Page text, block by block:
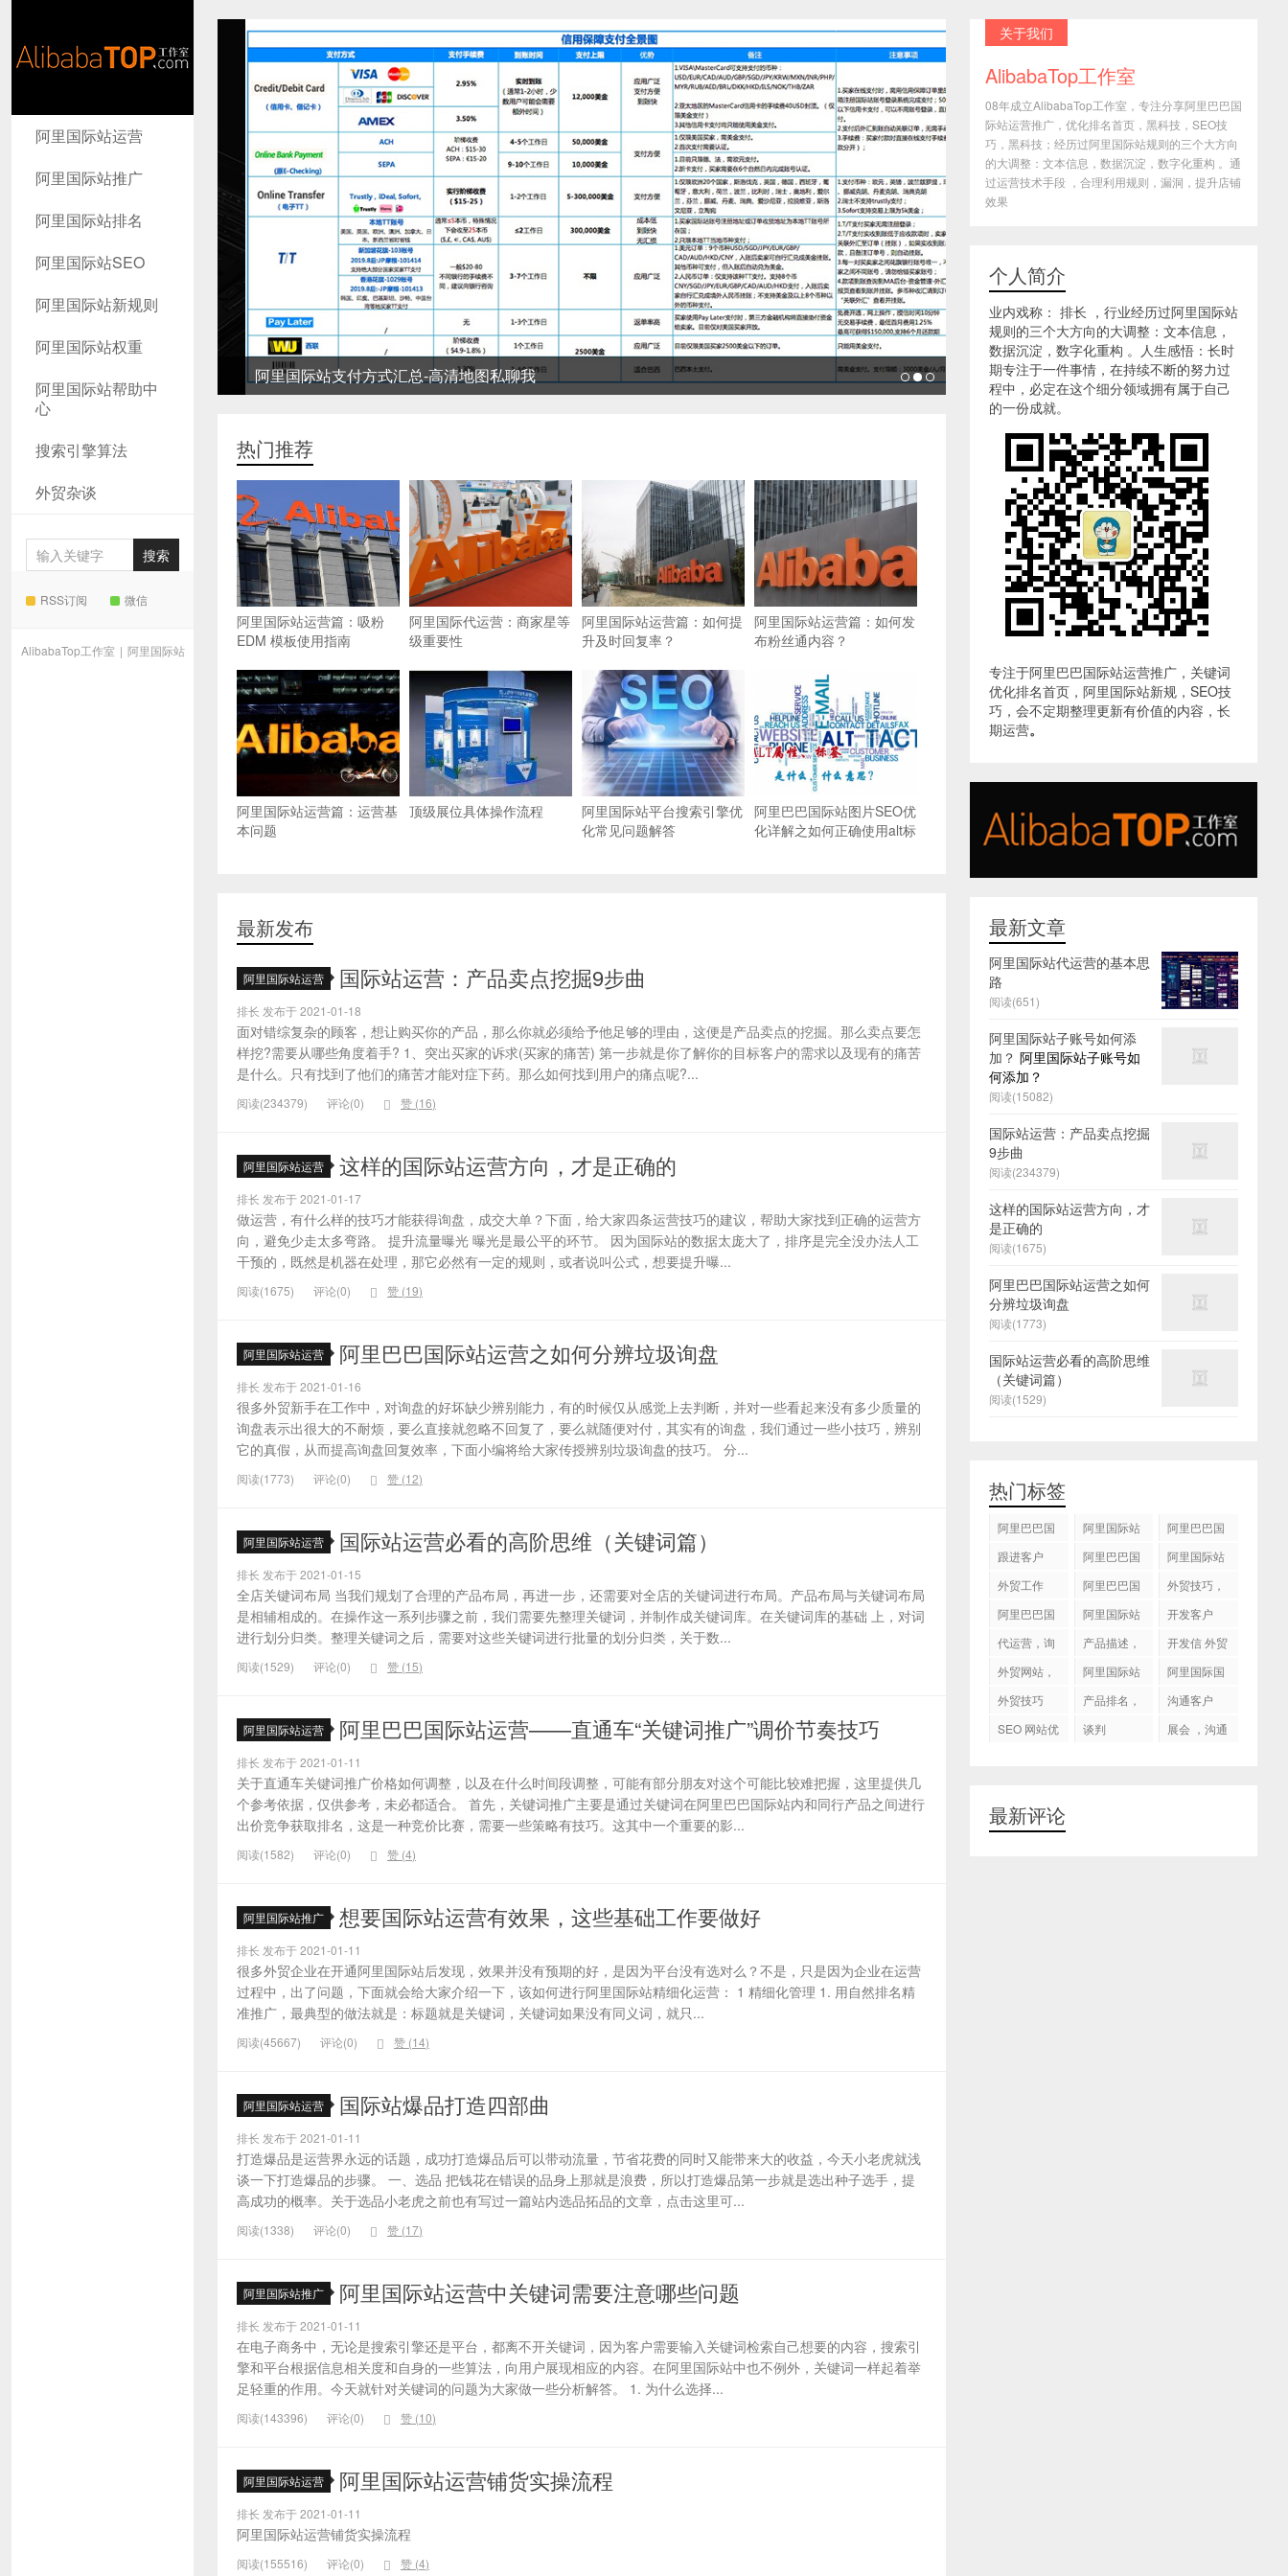
AlibabaTop
工作室
阿里国际站运营
阿里国际站推广
阿里国际站排名
阿里国际站SEO
阿里国际站新规则
阿里国际站权重
阿里国际站帮助中
心
搜索引擎算法
外贸杂谈
RSS订阅 微信
AlibabaTop工作室 | 阿里国际站
阿里国际站支付方式汇总-高清地图私聊我
热门推荐
阿里国际站运营篇：吸粉
EDM 模板使用指南
阿里国际代运营：商家星等
级重要性
阿里国际站运营篇：如何提
升及时回复率？
阿里国际站运营篇：如何发
布粉丝通内容？
阿里国际站运营篇：运营基
本问题
顶级展位具体操作流程
阿里国际站平台搜索引擎优
化常见问题解答
阿里巴巴国际站图片SEO优
化详解之如何正确使用alt标
最新发布
阿里国际站运营 国际站运营：产品卖点挖掘9步曲
排长 发布于 2021-01-18
面对错综复杂的顾客，想让购买你的产品，那么你就必须给予他足够的理由，这便是产品卖点的挖掘。那么卖点要怎
样挖?需要从哪些角度着手? 1、突出买家的诉求(买家的痛苦) 第一步就是你了解你的目标客户的需求以及现有的痛苦
是什么。只有找到了他们的痛苦才能对症下药。那么如何找到用户的痛点呢?...
阅读(234379) 评论(0) 赞 (16)
阿里国际站运营 这样的国际站运营方向，才是正确的
排长 发布于 2021-01-17
做运营，有什么样的技巧才能获得询盘，成交大单？下面，给大家四条运营技巧的建议，帮助大家找到正确的运营方
向，避免少走太多弯路。 提升流量曝光 曝光是最公平的环节。 因为国际站的数据太庞大了，排序是完全没办法人工
干预的，既然是机器在处理，那它必然有一定的规则，或者说叫公式，想要提升曝...
阅读(1675) 评论(0) 赞 (19)
阿里国际站运营 阿里巴巴国际站运营之如何分辨垃圾询盘
排长 发布于 2021-01-16
很多外贸新手在工作中，对询盘的好坏缺少辨别能力，有的时候仅从感觉上去判断，并对一些看起来没有多少质量的
询盘表示出很大的不耐烦，要么直接就忽略不回复了，要么就随便对付，其实有的询盘，我们通过一些小技巧，辨别
它的真假，从而提高询盘回复效率，下面小编将给大家传授辨别垃圾询盘的技巧。 分...
阅读(1773) 评论(0) 赞 (12)
阿里国际站运营 国际站运营必看的高阶思维（关键词篇）
排长 发布于 2021-01-15
全店关键词布局 当我们规划了合理的产品布局，再进一步，还需要对全店的关键词进行布局。产品布局与关键词布局
是相辅相成的。在操作这一系列步骤之前，我们需要先整理关键词，并制作成关键词库。在关键词库的基础 上，对词
进行划分归类。整理关键词之后，需要对这些关键词进行批量的划分归类，关于数...
阅读(1529) 评论(0) 赞 (15)
阿里国际站运营 阿里巴巴国际站运营——直通车“关键词推广”调价节奏技巧
排长 发布于 2021-01-11
关于直通车关键词推广价格如何调整，以及在什么时间段调整，可能有部分朋友对这个可能比较难把握，这里提供几
个参考依据，仅供参考，未必都适合。 首先，关键词推广主要是通过关键词在阿里巴巴国际站内和同行产品之间进行
出价竞争获取排名，这是一种竞价比赛，需要一些策略有技巧。这其中一个重要的影...
阅读(1582) 评论(0) 赞 (4)
阿里国际站推广 想要国际站运营有效果，这些基础工作要做好
排长 发布于 2021-01-11
很多外贸企业在开通阿里国际站后发现，效果并没有预期的好，是因为平台没有选对么？不是，只是因为企业在运营
过程中，出了问题，下面就会给大家介绍一下，该如何进行阿里国际站精细化运营： 1 精细化管理 1. 用自然排名精
准推广，最典型的做法就是：标题就是关键词，关键词如果没有同义词，就只...
阅读(45667) 评论(0) 赞 (14)
阿里国际站运营 国际站爆品打造四部曲
排长 发布于 2021-01-11
打造爆品是运营界永远的话题，成功打造爆品后可以带动流量，节省花费的同时又能带来大的收益，今天小老虎就浅
谈一下打造爆品的步骤。 一、选品 把钱花在错误的品身上那就是浪费，所以打造爆品第一步就是选出种子选手，提
高成功的概率。关于选品小老虎之前也有写过一篇站内选品拓品的文章，点击这里可...
阅读(1338) 评论(0) 赞 (17)
阿里国际站推广 阿里国际站运营中关键词需要注意哪些问题
排长 发布于 2021-01-11
在电子商务中，无论是搜索引擎还是平台，都离不开关键词，因为客户需要输入关键词检索自己想要的内容，搜索引
擎和平台根据信息相关度和自身的一些算法，向用户展现相应的内容。在阿里国际站中也不例外，关键词一样起着举
足轻重的作用。今天就针对关键词的问题为大家做一些分析解答。 1. 为什么选择...
阅读(143396) 评论(0) 赞 (10)
阿里国际站运营 阿里国际站运营铺货实操流程
排长 发布于 2021-01-11
阿里国际站运营铺货实操流程
阅读(155516) 评论(0) 赞 (4)
关于我们
AlibabaTop工作室
08年成立AlibabaTop工作室，专注分享阿里巴巴国
际站运营推广，优化排名首页，黑科技，SEO技
巧，黑科技；经历过阿里国际站规则的三个大方向
的大调整：文本信息，数据沉淀，数字化重构 。通
过运营技术手段 ，合理利用规则，漏洞，提升店铺
效果
个人简介
业内戏称： 排长 ，行业经历过阿里国际站
规则的三个大方向的大调整：文本信息，
数据沉淀，数字化重构 。人生感悟：长时
期专注于一件事情，在持续不断的努力过
程中，必定在这个细分领域拥有属于自己
的一份成就。
专注于阿里巴巴国际站运营推广，关键词
优化排名首页，阿里国际站新规，SEO技
巧，会不定期整理更新有价值的内容，长
期运营。
最新文章
阿里国际站代运营的基本思
路
阅读(651)
阿里国际站子账号如何添
加？ 阿里国际站子账号如
何添加？
阅读(15082)
国际站运营：产品卖点挖掘
9步曲
阅读(234379)
这样的国际站运营方向，才
是正确的
阅读(1675)
阿里巴巴国际站运营之如何
分辨垃圾询盘
阅读(1773)
国际站运营必看的高阶思维
（关键词篇）
阅读(1529)
热门标签
阿里巴巴国
阿里国际站
国际站托管
服务，阿里
服务
阿里巴巴国
跟进客户
阿里巴巴国
阿里国际站
外贸工作
阿里巴巴国
作
外贸技巧，
阿里巴巴国
化
阿里国际站
开发客户
代运营，询
产品描述，
开发信 外贸
外贸网站，
阿里国际站
阿里国际国
外贸技巧
产品排名，
沟通客户
SEO 网站优
谈判
展会 ，沟通
最新评论